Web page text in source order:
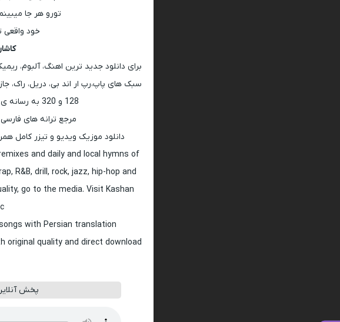
تورو هر جا
خود واقعی
برای دانلود جدید ترین اهنگ، آلبوم،
سبک های پاپ،رپ ار اند بی، دریل، راک،
128 و 320 به رسانه ی کاشان موزیک مراجعه کنید
مرجع ترانه های
دانلود موزیک ویدیو و تیزر کامل
and daily and local hymns of
R&B, drill, rock, jazz, hip-hop and
go to the media. Visit Kashan
with Persian translation
original quality and direct download
پخش